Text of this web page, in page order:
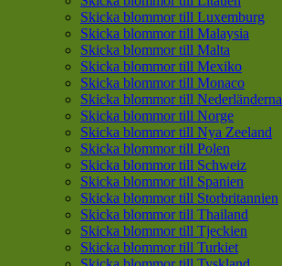
Skicka blommor till Luxemburg
Skicka blommor till Malaysia
Skicka blommor till Malta
Skicka blommor till Mexiko
Skicka blommor till Monaco
Skicka blommor till Nederländerna
Skicka blommor till Norge
Skicka blommor till Nya Zeeland
Skicka blommor till Polen
Skicka blommor till Schweiz
Skicka blommor till Spanien
Skicka blommor till Storbritannien
Skicka blommor till Thailand
Skicka blommor till Tjeckien
Skicka blommor till Turkiet